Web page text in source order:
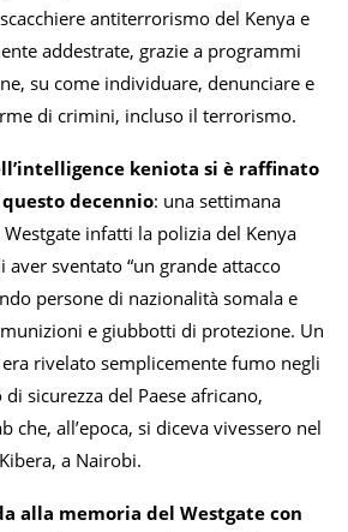
antiterrorismo del Kenya e
addestrate, grazie a programmi
su come individuare, denunciare e
di crimini, incluso il terrorismo.
keniota si è raffinato
decennio: una settimana
Westgate infatti la polizia del Kenya
aver sventato “un grande attacco
persone di nazionalità somala e
e giubbotti di protezione. Un
rivelato semplicemente fumo negli
sicurezza del Paese africano,
che, all’epoca, si diceva vivessero nel
a Nairobi.
alla memoria del Westgate con